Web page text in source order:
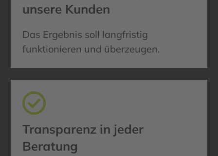
unsere Kunden
Das Ergebnis soll langfristig
funktionieren und überzeugen.
Transparenz in jeder
Beratung